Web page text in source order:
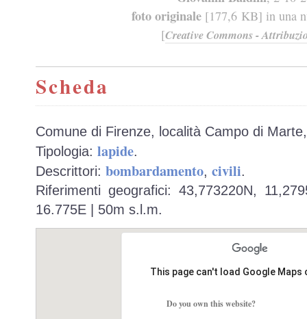
foto originale [177,6 KB] in una
[Creative Commons -
Scheda
Comune di Firenze, località Campo di
Tipologia: lapide.
Descrittori: bombardamento, civili.
Riferimenti geografici: 43,773220N,
16.775E | 50m s.l.m.
This page can't load Google
Do you own this website?